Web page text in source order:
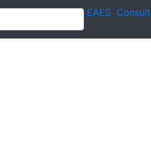
EAES